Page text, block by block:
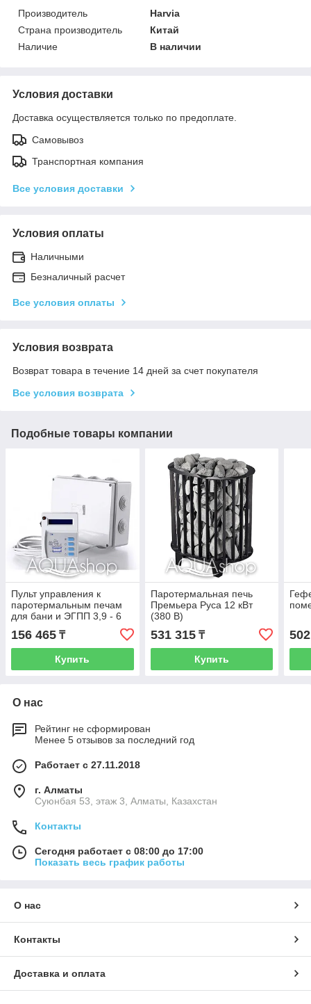
Производитель
Harvia
Страна производитель
Китай
Наличие
В наличии
Условия доставки
Доставка осуществляется только по предоплате.
Самовывоз
Транспортная компания
Все условия доставки
Условия оплаты
Наличными
Безналичный расчет
Все условия оплаты
Условия возврата
Возврат товара в течение 14 дней за счет покупателя
Все условия возврата
Подобные товары компании
Пульт управления к
паротермальным печам
для бани и ЭГПП 3,9 - 6
156 465 ₸
Купить
Паротермальная печь
Премьера Руса 12 кВт
(380 В)
531 315₸
Купить
О нас
Рейтинг не сформирован
Менее 5 отзывов за последний год
Работает с 27.11.2018
г. Алматы
Суюнбая 53, этаж 3, Алматы, Казахстан
Контакты
Сегодня работает с 08:00 до 17:00
Показать весь график работы
О нас
Контакты
Доставка и оплата